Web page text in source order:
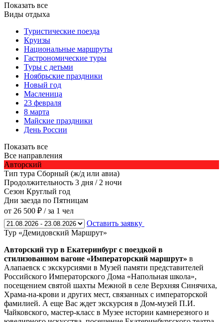
Показать все
Виды отдыха
Туристические поезда
Круизы
Национальные маршруты
Гастрономические туры
Туры с детьми
Ноябрьские праздники
Новый год
Масленица
23 февраля
8 марта
Майские праздники
День России
Показать все
Все направления
Авторский
Тип тура Сборный (ж/д или авиа)
Продолжительность 3 дня / 2 ночи
Сезон Круглый год
Дни заезда по Пятницам
от 26 500 ₽ / за 1 чел
Оставить заявку
Тур «Демидовский Маршрут»
Авторский тур в Екатеринбург с поездкой в
стилизованном вагоне «Императорский маршрут» в
Алапаевск с экскурсиями в Музей памяти представителей
Российского Императорского Дома «Напольная школа»,
посещением святой шахты Межной в селе Верхняя Синячиха,
Храма-на-крови и других мест, связанных с императорской
фамилией. А еще Вас ждет экскурсия в Дом-музей П.И.
Чайковского, мастер-класс в Музее истории камнерезного и